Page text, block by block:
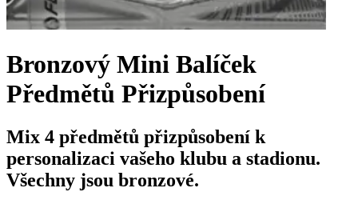
Bronzový Mini Balíček
Předmětů Přizpůsobení
Mix 4 předmětů přizpůsobení k
personalizaci vašeho klubu a stadionu.
Všechny jsou bronzové.